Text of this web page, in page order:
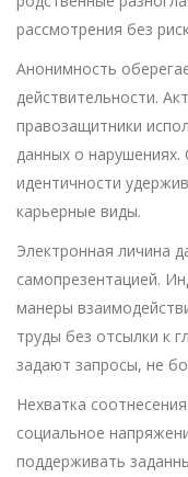
рассмотрения без
Анонимность
действительности.
правозащитники
данных о нарушениях.
идентичности
карьерные виды.
Электронная личина
самопрезентацией.
манеры
труды без отсылки к
задают запросы, не
Нехватка
социальное
поддерживать